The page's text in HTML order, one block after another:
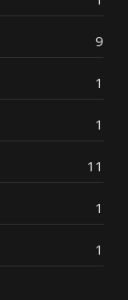
9
1
1
11
1
1